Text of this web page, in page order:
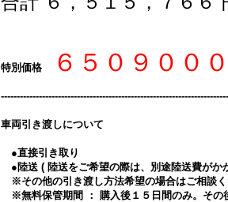
特別価格 ６５０９０００
車両引き渡しについて
●直接引き取り
●陸送 ( 陸送をご希望の際は、別途陸送費がか
※その他の引き渡し方法希望の場合はご相談く
※無料保管期間 ： 購入後１５日間のみ。その